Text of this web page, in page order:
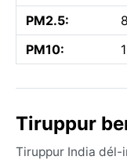
PM2.5:
PM10:
Tiruppur
Tiruppur India dél-